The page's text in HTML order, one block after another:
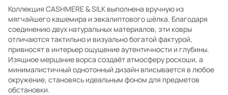
Коллекция CASHMERE & SILK выполнена вручную из
мягчайшего кашемира и эвкалиптового шёлка. Благодаря
соединению двух натуральных материалов, эти ковры
отличаются тактильно и визуально богатой фактурой,
привносят в интерьер ощущение аутентичности и глубины.
Изящное мерцание ворса создаёт атмосферу роскоши, а
минималистичный однотонный дизайн вписывается в любое
окружение, становясь идеальным фоном для предметов
обстановки.